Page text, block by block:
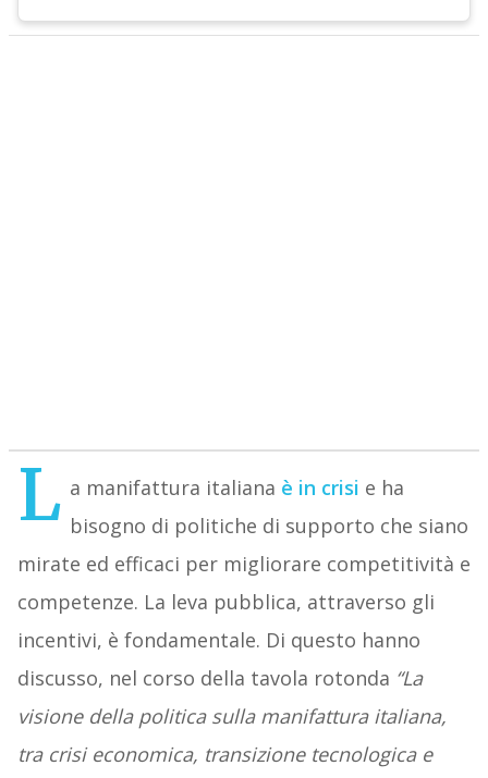
L a manifattura italiana è in crisi e ha
bisogno di politiche di supporto che siano
mirate ed efficaci per migliorare competitività e
competenze. La leva pubblica, attraverso gli
incentivi, è fondamentale. Di questo hanno
discusso, nel corso della tavola rotonda “La
visione della politica sulla manifattura italiana,
tra crisi economica, transizione tecnologica e